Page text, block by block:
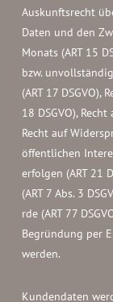
Auskunftsrecht
Daten und den
Monats (ART 15
bzw.
(ART 17 DSGVO),
18 DSGVO),
Recht auf
öffentlichen
erfolgen (ART 21
(ART 7 Abs. 3
rde (ART 77
Begründung per
werden.
Kundendaten